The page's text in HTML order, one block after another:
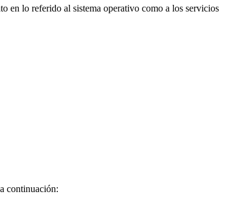
en lo referido al sistema operativo como a los servicios
continuación: